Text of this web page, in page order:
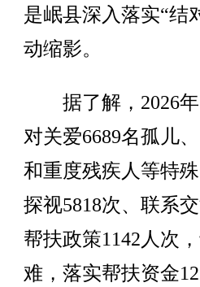
是岷县深入落实“结
动缩影。
据了解，2026年
对关爱6689名孤儿
和重度残疾人等特
探视5818次、联系
帮扶政策1142人次
难，落实帮扶资金